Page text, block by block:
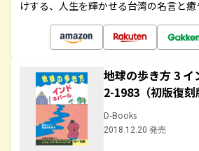
けする、人生を輝かせる台湾の名言と
地球の歩き方 3
2-1983（初版復刻
D-Books
2018.12.20 発売